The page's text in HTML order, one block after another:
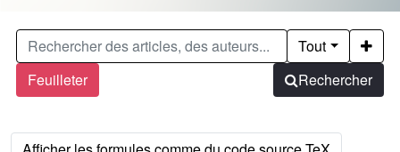
Feuilleter
Tout
Rechercher